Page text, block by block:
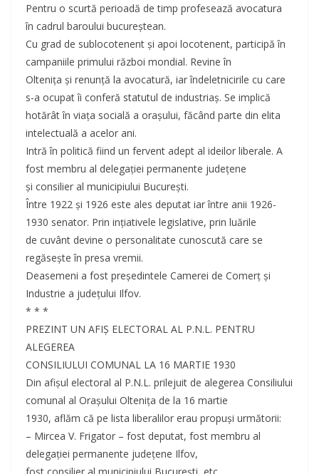
Pentru o scurtă perioadă de timp profesează avocatura
în cadrul baroului bucureştean.
Cu grad de sublocotenent şi apoi locotenent, participă în
campaniile primului război mondial. Revine în
Olteniţa şi renunţă la avocatură, iar îndeletnicirile cu care
s-a ocupat îi conferă statutul de industriaş. Se implică
hotărât în viaţa socială a oraşului, făcând parte din elita
intelectuală a acelor ani.
Intră în politică fiind un fervent adept al ideilor liberale. A
fost membru al delegaţiei permanente judeţene
şi consilier al municipiului Bucureşti.
Între 1922 şi 1926 este ales deputat iar între anii 1926-
1930 senator. Prin inţiativele legislative, prin luările
de cuvânt devine o personalitate cunoscută care se
regăseşte în presa vremii.
Deasemeni a fost preşedintele Camerei de Comerţ şi
Industrie a judeţului Ilfov.
* * *
PREZINT UN AFIŞ ELECTORAL AL P.N.L. PENTRU
ALEGEREA
CONSILIULUI COMUNAL LA 16 MARTIE 1930
Din afişul electoral al P.N.L. prilejuit de alegerea Consiliului
comunal al Oraşului Olteniţa de la 16 martie
1930, aflăm că pe lista liberalilor erau propuşi următorii:
– Mircea V. Frigator – fost deputat, fost membru al
delegaţiei permanente judeţene Ilfov,
fost consilier al municipiului Bucureşti, etc.